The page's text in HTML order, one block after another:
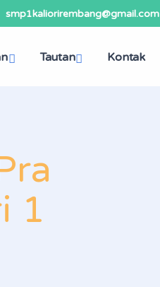
smp1kaliorirembang@gmail.com
Tautan Kontak
1